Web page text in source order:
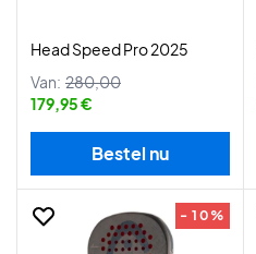
Head Speed Pro 2025
Van: 280,00
179,95 €
Bestel nu
- 10%